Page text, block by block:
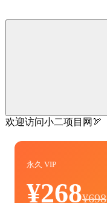
欢迎访问小二项目网🏹
永久 VIP
¥268¥698